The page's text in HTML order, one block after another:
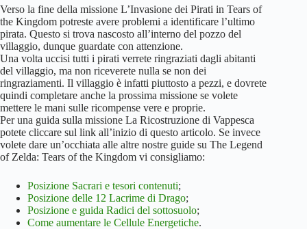
Verso la fine della missione L’Invasione dei Pirati in Tears of
the Kingdom potreste avere problemi a identificare l’ultimo
pirata. Questo si trova nascosto all’interno del pozzo del
villaggio, dunque guardate con attenzione.
Una volta uccisi tutti i pirati verrete ringraziati dagli abitanti
del villaggio, ma non riceverete nulla se non dei
ringraziamenti. Il villaggio è infatti piuttosto a pezzi, e dovrete
quindi completare anche la prossima missione se volete
mettere le mani sulle ricompense vere e proprie.
Per una guida sulla missione La Ricostruzione di Vappesca
potete cliccare sul link all’inizio di questo articolo. Se invece
volete dare un’occhiata alle altre nostre guide su The Legend
of Zelda: Tears of the Kingdom vi consigliamo:
Posizione Sacrari e tesori contenuti;
Posizione delle 12 Lacrime di Drago;
Posizione e guida Radici del sottosuolo;
Come aumentare le Cellule Energetiche.